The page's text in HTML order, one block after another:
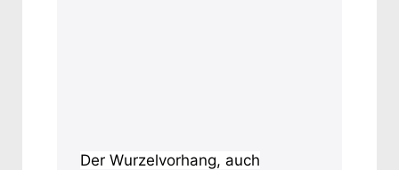
Der Wurzelvorhang, auch